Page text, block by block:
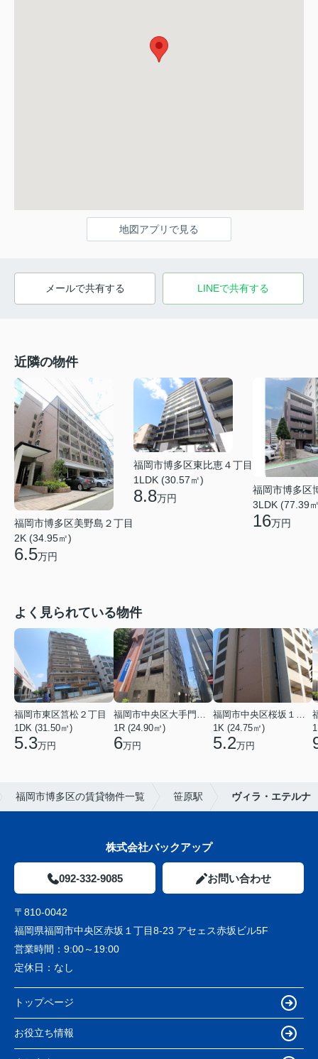
地図アプリで見る
メールで共有する LINEで共有する
近隣の物件
福岡市博多区美野島２丁目
2K (34.95㎡)
6.5万円
福岡市博多区東比恵４丁目
1LDK (30.57㎡)
8.8万円
福岡市博多区
3LDK (77.39
16万円
よく見られている物件
福岡市東区筥松２丁目
1DK (31.50㎡)
5.3万円
1R (24.90㎡)
6万円
1K (24.75㎡)
5.2万円
福岡市博多区の賃貸物件一覧 笹原駅 ヴィラ・エテルナ
株式会社バックアップ
092-332-9085 お問い合わせ
〒810-0042
福岡県福岡市中央区赤坂１丁目8-23 アセェス赤坂ビル5F
営業時間： 9:00～19:00
定休日： なし
トップページ
お役立ち情報